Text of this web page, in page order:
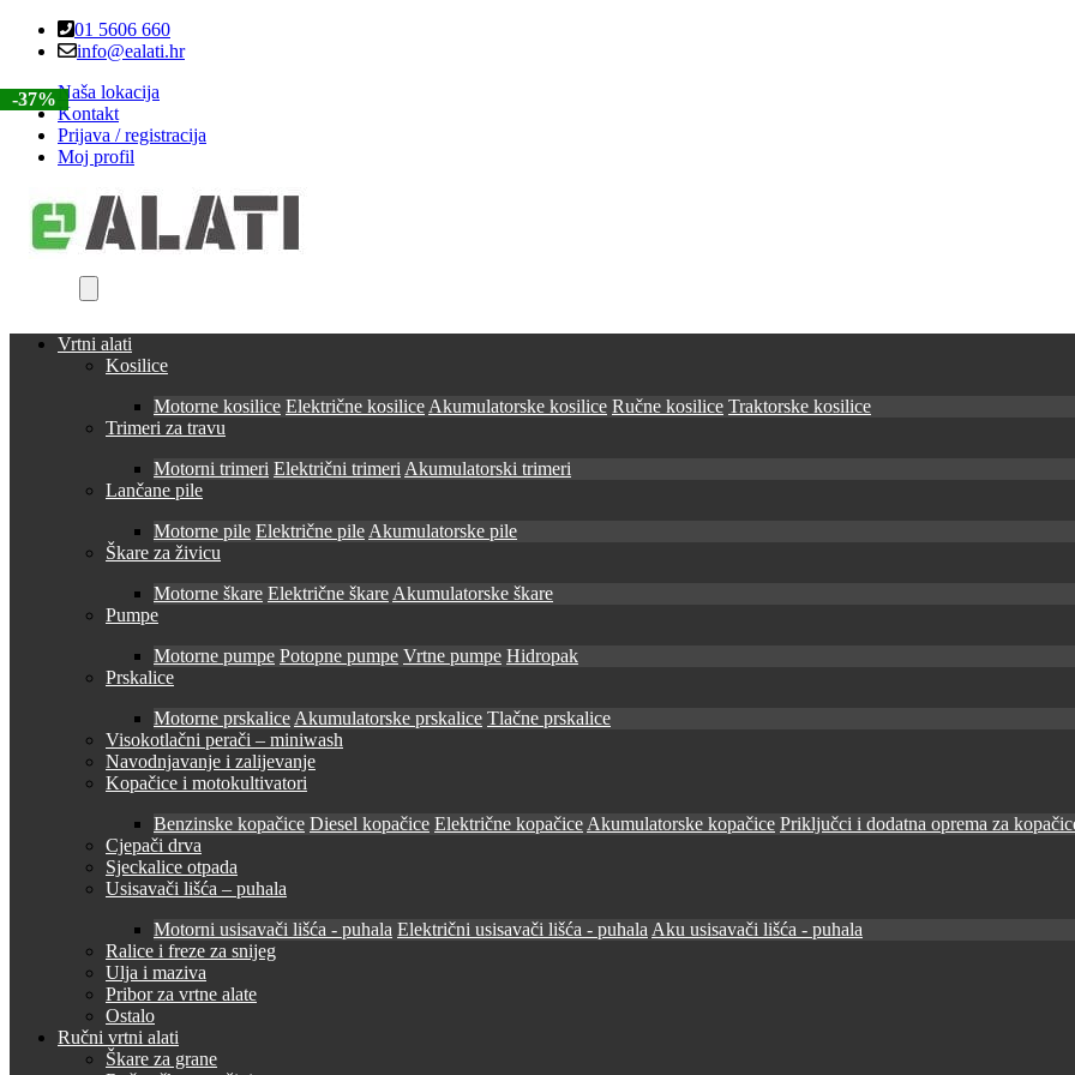
Skip
Skip
01 5606 660
info@ealati.hr
Naša lokacija
Kontakt
Prijava / registracija
Moj profil
Vrtni alati
Kosilice
Motorne kosilice Električne kosilice Akumulatorske kosilice Ručne kosilice Traktorske kosilice
Trimeri za travu
Motorni trimeri Električni trimeri Akumulatorski trimeri
Lančane pile
Motorne pile Električne pile Akumulatorske pile
Škare za živicu
Motorne škare Električne škare Akumulatorske škare
Pumpe
Motorne pumpe Potopne pumpe Vrtne pumpe Hidropak
Prskalice
Motorne prskalice Akumulatorske prskalice Tlačne prskalice
Visokotlačni perači – miniwash
Navodnjavanje i zalijevanje
Kopačice i motokultivatori
Benzinske kopačice Diesel kopačice Električne kopačice Akumulatorske kopačice Priključci i dodatna oprema za
Cjepači drva
Sjeckalice otpada
Usisavači lišća – puhala
Motorni usisavači lišća - puhala Električni usisavači lišća - puhala Aku usisavači lišća - puhala
Ralice i freze za snijeg
Ulja i maziva
Pribor za vrtne alate
Ostalo
Ručni vrtni alati
Škare za grane
-27%
-37%